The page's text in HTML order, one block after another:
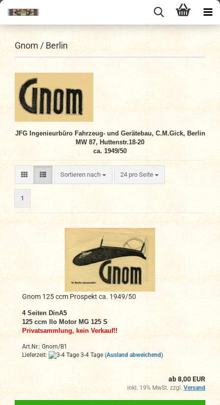
Gnom / Berlin
JFG Ingenieurbüro Fahrzeug- und Gerätebau, C.M.Gick, Berlin
MW 87, Huttenstr.18-20
ca. 1949/50
Sortieren nach
Sortieren nach 24 pro Seite
pro Seite
1
Gnom 125 ccm Prospekt ca. 1949/50
4 Seiten DinA5
125 ccm Ilo Motor MG 125 S
Privatsammlung, kein Verkauf!!
Art.Nr.: Gnom/B1
Lieferzeit:
3-4 Tage (Ausland abweichend)
ab 8,00 EUR
inkl. 19% MwSt. zzgl. Versand